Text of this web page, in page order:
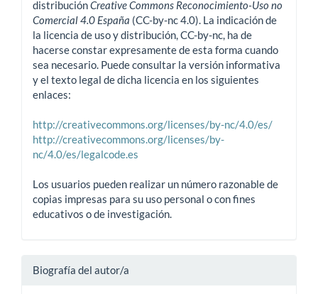
distribuciónCreative Commons Reconocimiento-Uso no
Comercial 4.0 España (CC-by-nc 4.0). La indicación de
la licencia de uso y distribución, CC-by-nc, ha de
hacerse constar expresamente de esta forma cuando
sea necesario. Puede consultar la versión informativa
y el texto legal de dicha licencia en los siguientes
enlaces:
http://creativecommons.org/licenses/by-nc/4.0/es/
http://creativecommons.org/licenses/by-
nc/4.0/es/legalcode.es
Los usuarios pueden realizar un número razonable de
copias impresas para su uso personal o con fines
educativos o de investigación.
Biografía del autor/a